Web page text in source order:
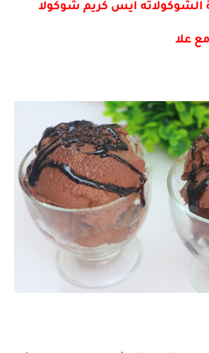
الشوكولاته ايس كريم شوكولا
علا